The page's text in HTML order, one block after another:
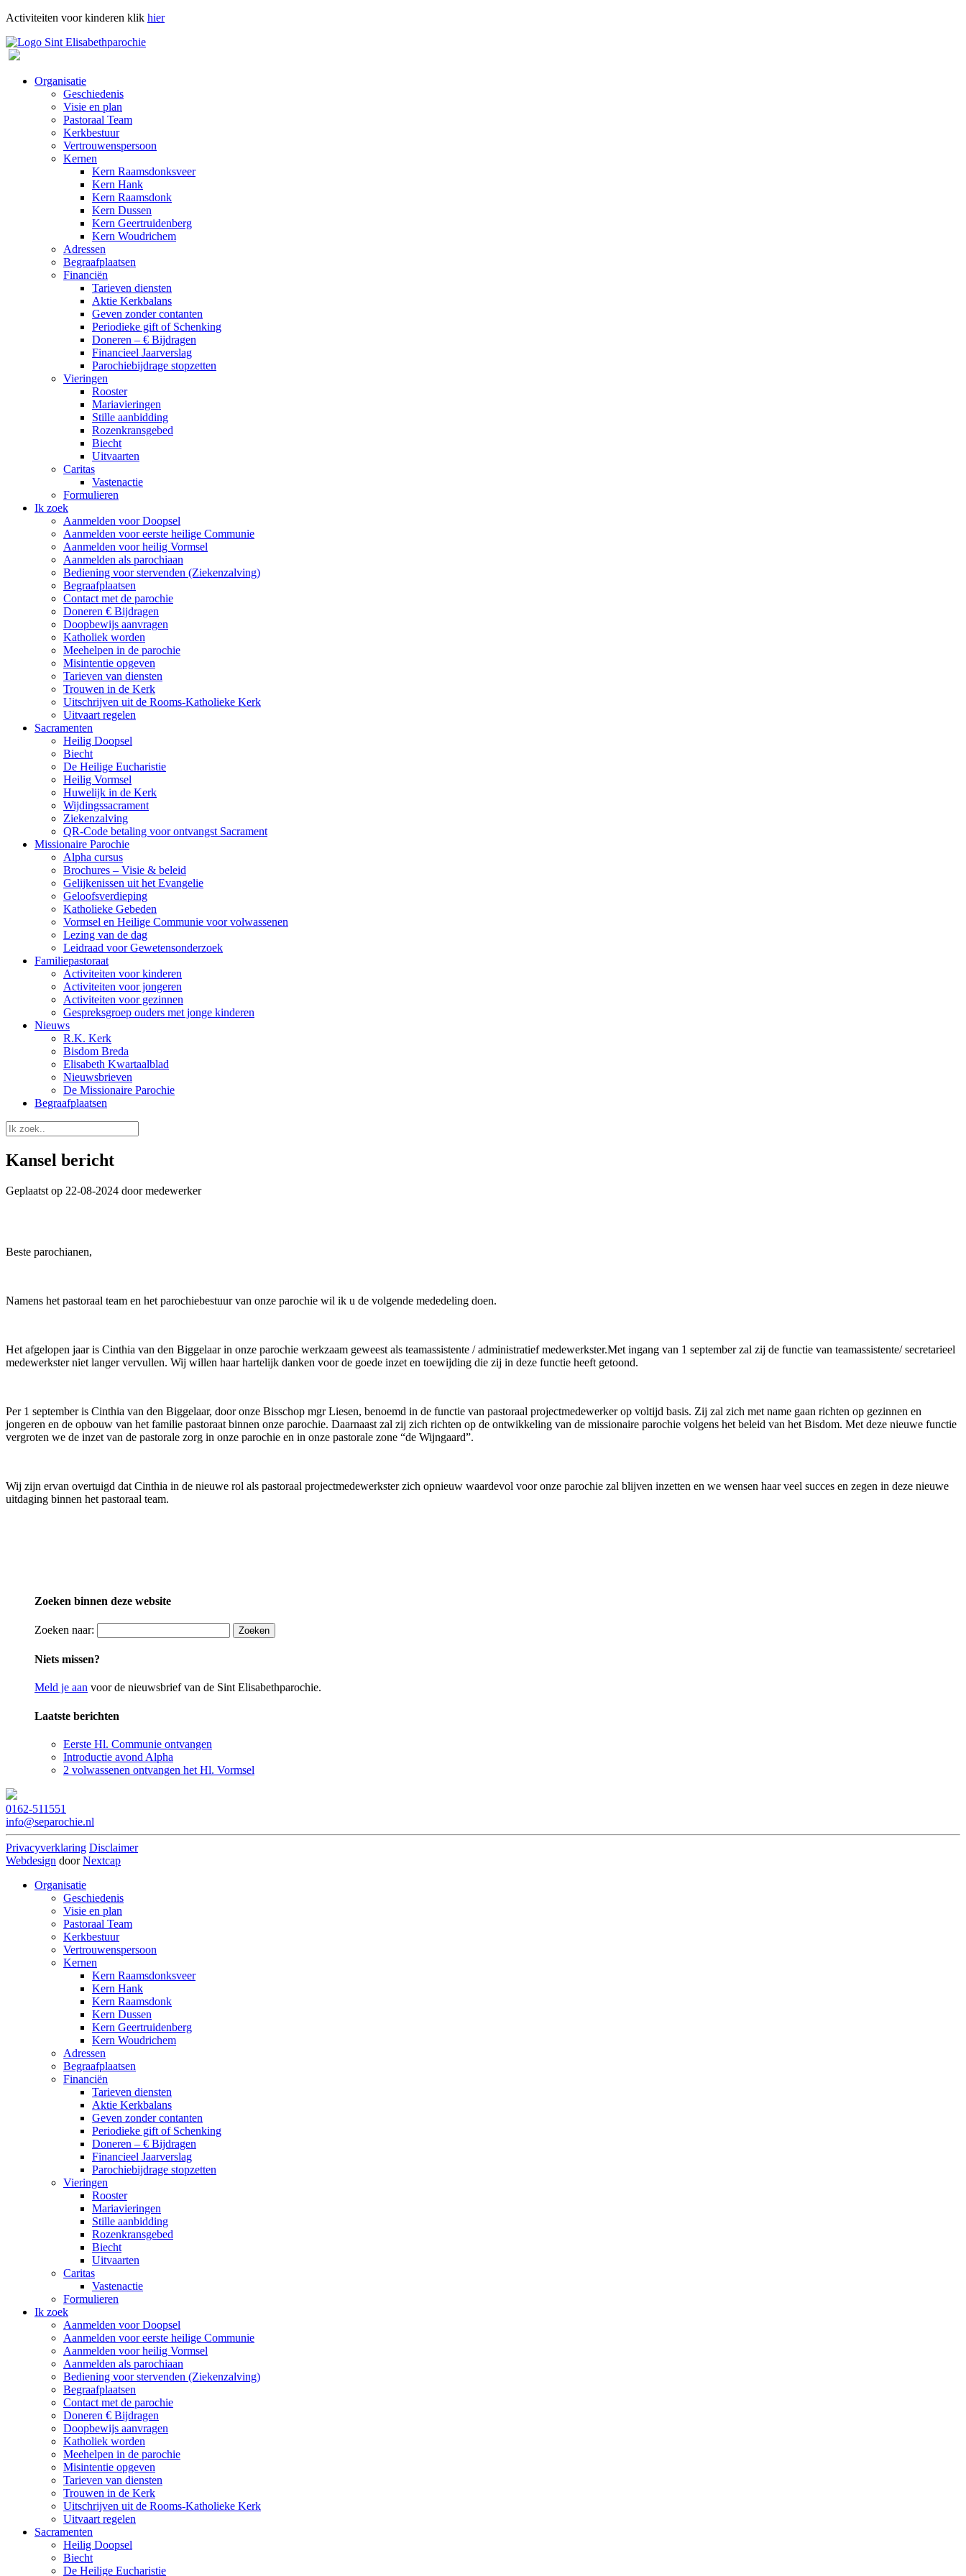
Activiteiten voor kinderen klik hier
Organisatie
Geschiedenis
Visie en plan
Pastoraal Team
Kerkbestuur
Vertrouwenspersoon
Kernen
Kern Raamsdonksveer
Kern Hank
Kern Raamsdonk
Kern Dussen
Kern Geertruidenberg
Kern Woudrichem
Adressen
Begraafplaatsen
Financiën
Tarieven diensten
Aktie Kerkbalans
Geven zonder contanten
Periodieke gift of Schenking
Doneren – € Bijdragen
Financieel Jaarverslag
Parochiebijdrage stopzetten
Vieringen
Rooster
Mariavieringen
Stille aanbidding
Rozenkransgebed
Biecht
Uitvaarten
Caritas
Vastenactie
Formulieren
Ik zoek
Aanmelden voor Doopsel
Aanmelden voor eerste heilige Communie
Aanmelden voor heilig Vormsel
Aanmelden als parochiaan
Bediening voor stervenden (Ziekenzalving)
Begraafplaatsen
Contact met de parochie
Doneren € Bijdragen
Doopbewijs aanvragen
Katholiek worden
Meehelpen in de parochie
Misintentie opgeven
Tarieven van diensten
Trouwen in de Kerk
Uitschrijven uit de Rooms-Katholieke Kerk
Uitvaart regelen
Sacramenten
Heilig Doopsel
Biecht
De Heilige Eucharistie
Heilig Vormsel
Huwelijk in de Kerk
Wijdingssacrament
Ziekenzalving
QR-Code betaling voor ontvangst Sacrament
Missionaire Parochie
Alpha cursus
Brochures – Visie & beleid
Gelijkenissen uit het Evangelie
Geloofsverdieping
Katholieke Gebeden
Vormsel en Heilige Communie voor volwassenen
Lezing van de dag
Leidraad voor Gewetensonderzoek
Familiepastoraat
Activiteiten voor kinderen
Activiteiten voor jongeren
Activiteiten voor gezinnen
Gespreksgroep ouders met jonge kinderen
Nieuws
R.K. Kerk
Bisdom Breda
Elisabeth Kwartaalblad
Nieuwsbrieven
De Missionaire Parochie
Begraafplaatsen
Kansel bericht
Geplaatst op 22-08-2024 door medewerker
Beste parochianen,
Namens het pastoraal team en het parochiebestuur van onze parochie wil ik u de volgende mededeling doen.
Het afgelopen jaar is Cinthia van den Biggelaar in onze parochie werkzaam geweest als teamassistente / administratief medewerkster.Met ingang van 1 september zal zij de functie van teamassistente/ secretarieel
medewerkster niet langer vervullen. Wij willen haar hartelijk danken voor de goede inzet en toewijding die zij in deze functie heeft getoond.
Per 1 september is Cinthia van den Biggelaar, door onze Bisschop mgr Liesen, benoemd in de functie van pastoraal projectmedewerker op voltijd basis. Zij zal zich met name gaan richten op gezinnen en
jongeren en de opbouw van het familie pastoraat binnen onze parochie. Daarnaast zal zij zich richten op de ontwikkeling van de missionaire parochie volgens het beleid van het Bisdom. Met deze nieuwe functie
vergroten we de inzet van de pastorale zorg in onze parochie en in onze pastorale zone “de Wijngaard”.
Wij zijn ervan overtuigd dat Cinthia in de nieuwe rol als pastoraal projectmedewerkster zich opnieuw waardevol voor onze parochie zal blijven inzetten en we wensen haar veel succes en zegen in deze nieuwe
uitdaging binnen het pastoraal team.
Zoeken binnen deze website
Zoeken naar:
Niets missen?
Meld je aan voor de nieuwsbrief van de Sint Elisabethparochie.
Laatste berichten
Eerste Hl. Communie ontvangen
Introductie avond Alpha
2 volwassenen ontvangen het Hl. Vormsel
0162-511551
info@separochie.nl
Privacyverklaring Disclaimer
Webdesign doorNextcap
Organisatie
Geschiedenis
Visie en plan
Pastoraal Team
Kerkbestuur
Vertrouwenspersoon
Kernen
Kern Raamsdonksveer
Kern Hank
Kern Raamsdonk
Kern Dussen
Kern Geertruidenberg
Kern Woudrichem
Adressen
Begraafplaatsen
Financiën
Tarieven diensten
Aktie Kerkbalans
Geven zonder contanten
Periodieke gift of Schenking
Doneren – € Bijdragen
Financieel Jaarverslag
Parochiebijdrage stopzetten
Vieringen
Rooster
Mariavieringen
Stille aanbidding
Rozenkransgebed
Biecht
Uitvaarten
Caritas
Vastenactie
Formulieren
Ik zoek
Aanmelden voor Doopsel
Aanmelden voor eerste heilige Communie
Aanmelden voor heilig Vormsel
Aanmelden als parochiaan
Bediening voor stervenden (Ziekenzalving)
Begraafplaatsen
Contact met de parochie
Doneren € Bijdragen
Doopbewijs aanvragen
Katholiek worden
Meehelpen in de parochie
Misintentie opgeven
Tarieven van diensten
Trouwen in de Kerk
Uitschrijven uit de Rooms-Katholieke Kerk
Uitvaart regelen
Sacramenten
Heilig Doopsel
Biecht
De Heilige Eucharistie